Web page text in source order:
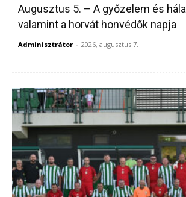
Augusztus 5. – A győzelem és
valamint a horvát honvédők napja
Adminisztrátor - 2026, augusztus 7.